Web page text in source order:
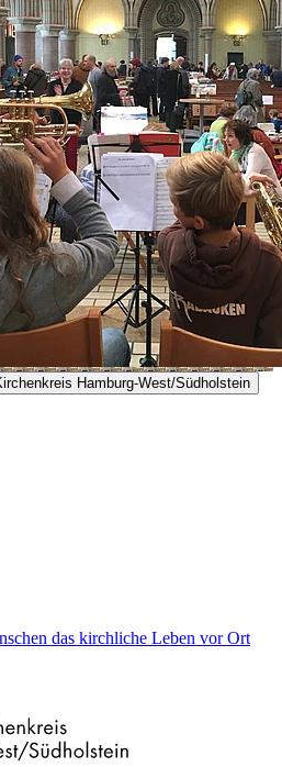
Hamburg-West/Südholstein
das kirchliche Leben vor Ort